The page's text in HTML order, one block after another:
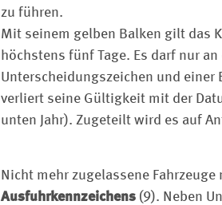
zu führen.
Mit seinem gelben Balken gilt das
höchstens fünf Tage. Es darf nur
Unterscheidungszeichen und einer
verliert seine Gültigkeit mit der
unten Jahr). Zugeteilt wird es auf
Nicht mehr zugelassene
Ausfuhrkennzeichens (9). Neben